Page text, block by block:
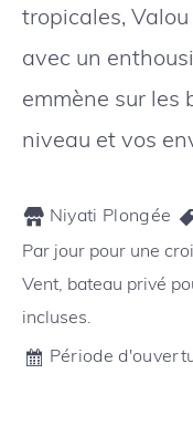
tropicales,
avec un
emmène sur les
niveau et vos
Niyati Plongée
Par jour pour une
Vent, bateau privé
incluses.
Période